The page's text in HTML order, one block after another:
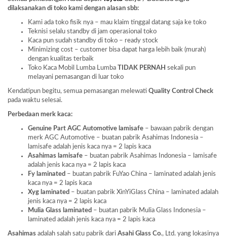
dilaksanakan di toko kami dengan alasan sbb:
Kami ada toko fisik nya – mau klaim tinggal datang saja ke toko
Teknisi selalu standby di jam operasional toko
Kaca pun sudah standby di toko – ready stock
Minimizing cost – customer bisa dapat harga lebih baik (murah)
dengan kualitas terbaik
Toko Kaca Mobil Lumba Lumba TIDAK PERNAH sekali pun
melayani pemasangan di luar toko
Kendatipun begitu, semua pemasangan melewati Quality Control Check
pada waktu selesai.
Perbedaan merk kaca:
Genuine Part AGC Automotive lamisafe – bawaan pabrik dengan
merk AGC Automotive – buatan pabrik Asahimas Indonesia –
lamisafe adalah jenis kaca nya = 2 lapis kaca
Asahimas lamisafe – buatan pabrik Asahimas Indonesia – lamisafe
adalah jenis kaca nya = 2 lapis kaca
Fy laminated – buatan pabrik FuYao China – laminated adalah jenis
kaca nya = 2 lapis kaca
Xyg laminated – buatan pabrik XinYiGlass China – laminated adalah
jenis kaca nya = 2 lapis kaca
Mulia Glass laminated – buatan pabrik Mulia Glass Indonesia –
laminated adalah jenis kaca nya = 2 lapis kaca
Asahimas adalah salah satu pabrik dari Asahi Glass Co., Ltd. yang lokasinya